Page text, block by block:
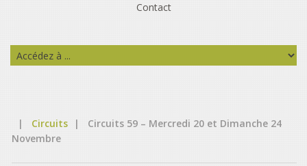
Contact
| Circuits |
Circuits 59 – Mercredi 20 et Dimanche 24
Novembre